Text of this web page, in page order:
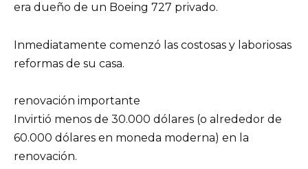
era dueño de un Boeing 727 privado.
Inmediatamente comenzó las costosas y laboriosas
reformas de su casa.
renovación importante
Invirtió menos de 30.000 dólares (o alrededor de
60.000 dólares en moneda moderna) en la
renovación.